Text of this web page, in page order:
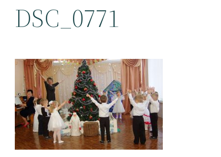
DSC_0771